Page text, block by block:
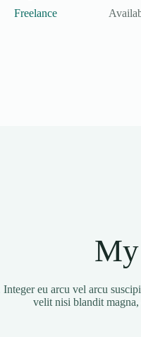
Freelance
eu arcu vel arcu
velit nisi blandit